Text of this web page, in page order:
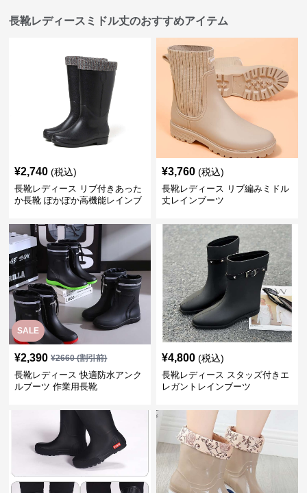
長靴レディースミドル丈のおすすめアイテム
¥2,740 (税込)
長靴レディース リブ付きあった
か長靴 ぽかぽか高機能レインブ
¥3,760 (税込)
長靴レディース リブ編みミドル
丈レインブーツ
SALE
¥2,390 ¥2660(割引前)
長靴レディース 快適防水アンク
ルブーツ 作業用長靴
¥4,800 (税込)
長靴レディース スタッズ付きエ
レガントレインブーツ